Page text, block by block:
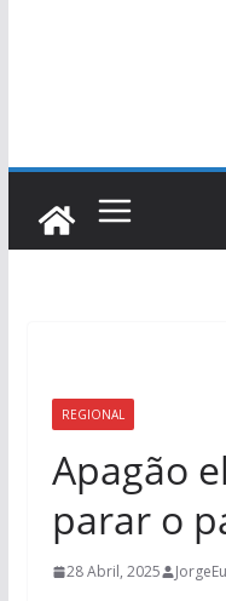
REGIONAL
Apagão
parar o
28 Abril, 2025